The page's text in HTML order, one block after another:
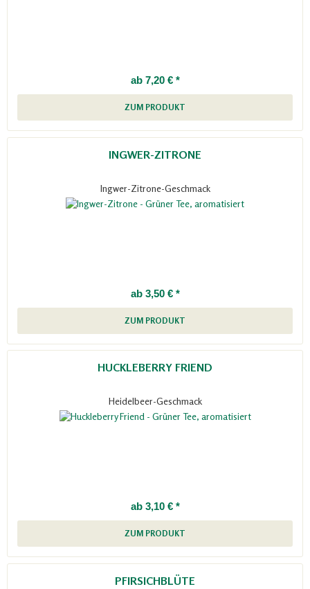
ab 7,20 € *
ZUM PRODUKT
INGWER-ZITRONE
Ingwer-Zitrone-Geschmack
ab 3,50 € *
ZUM PRODUKT
HUCKLEBERRY FRIEND
Heidelbeer-Geschmack
ab 3,10 € *
ZUM PRODUKT
PFIRSICHBLÜTE